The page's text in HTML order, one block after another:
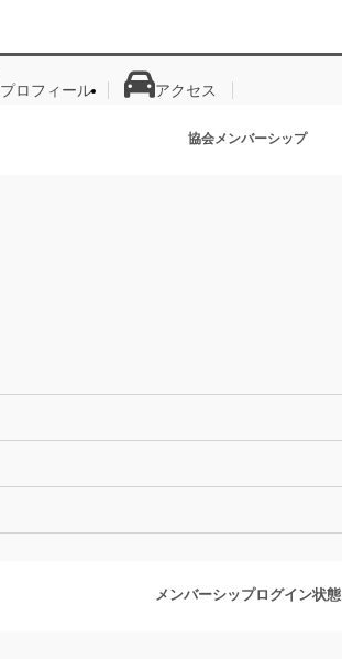
プロフィール アクセス
協会メンバーシップ
メンバーシップログイン状態